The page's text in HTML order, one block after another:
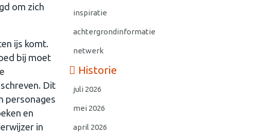
om zich
ijs komt.
bij moet
Dit
personages
en
in
inspiratie
achtergrondinformatie
netwerk
Historie
juli 2026
mei 2026
april 2026